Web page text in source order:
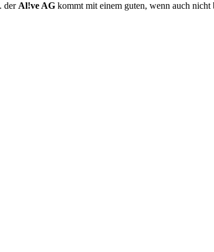
der Al!ve AG kommt mit einem guten, wenn auch